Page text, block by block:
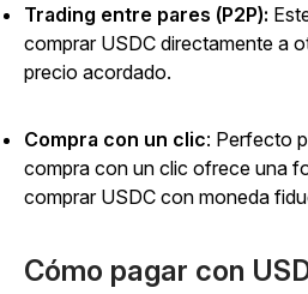
Trading entre pares (P2P):
comprar USDC directamente a
precio acordado.
Compra con un clic: Perfecto
compra con un clic ofrece una
comprar USDC con moneda
Cómo pagar con